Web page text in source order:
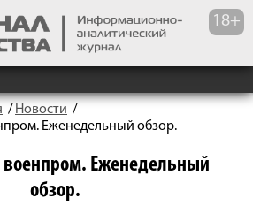
/ Новости /
Еженедельный обзор.
Еженедельный
обзор.